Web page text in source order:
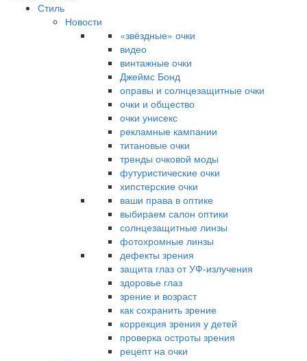
Стиль
Новости
«звёздные» очки
видео
винтажные очки
Джеймс Бонд
оправы и солнцезащитные очки
очки и общество
очки унисекс
рекламные кампании
титановые очки
тренды очковой моды
футуристические очки
хипстерские очки
ваши права в оптике
выбираем салон оптики
солнцезащитные линзы
фотохромные линзы
дефекты зрения
защита глаз от УФ-излучения
здоровье глаз
зрение и возраст
как сохранить зрение
коррекция зрения у детей
проверка остроты зрения
рецепт на очки